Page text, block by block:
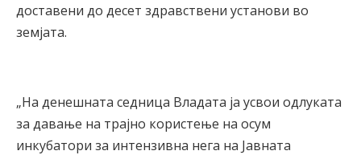
доставени до десет здравствени установи во
земјата.
„На денешната седница Влaдата ја усвои одлуката
за давање на трајно користење на осум
инкубатори за интензивна нега на Јавната